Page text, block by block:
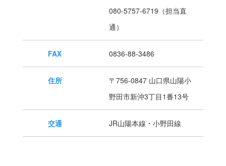
080-5757-6719（担当直
通）
FAX 0836-88-3486
住所
〒756-0847 山口県山陽小
野田市新沖3丁目1番13号
交通 JR山陽本線・小野田線